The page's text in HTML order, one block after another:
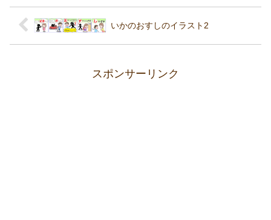
いかのおすしのイラスト2
スポンサーリンク